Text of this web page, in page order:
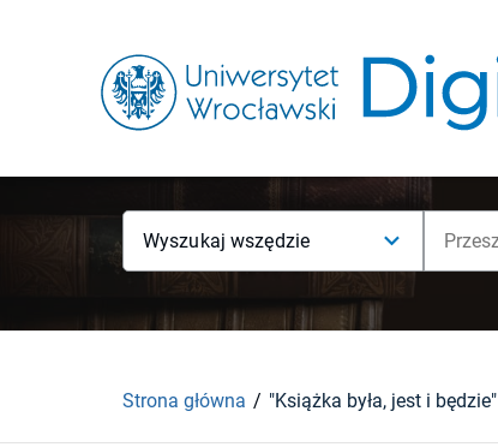
Wyszukaj wszędzie
Strona główna "Książka była, jest i będzie"